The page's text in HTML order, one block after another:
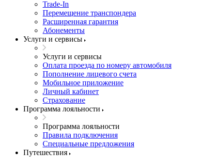
Trade-In
Перемещение транспондера
Расширенная гарантия
Абонементы
Услуги и сервисы
Услуги и сервисы
Оплата проезда по номеру автомобиля
Пополнение лицевого счета
Мобильное приложение
Личный кабинет
Страхование
Программа лояльности
Программа лояльности
Правила подключения
Специальные предложения
Путешествия